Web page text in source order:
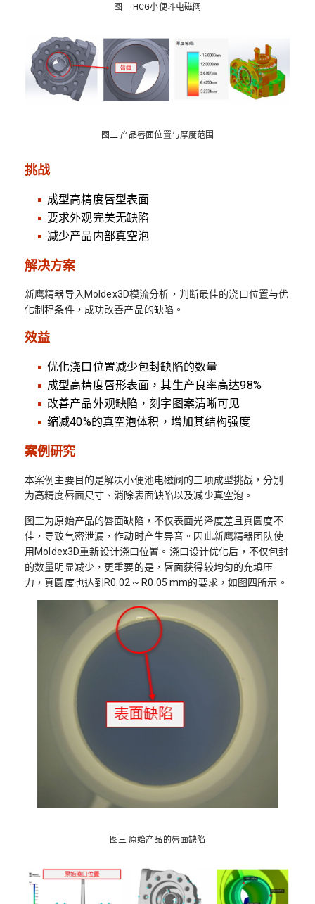
图一 HCG小便斗电磁阀
图二 产品唇面位置与厚度范围
挑战
成型高精度唇型表面
要求外观完美无缺陷
减少产品内部真空泡
解决方案
新鹰精器导入Moldex3D模流分析，判断最佳的浇口位置与优
化制程条件，成功改善产品的缺陷。
效益
优化浇口位置减少包封缺陷的数量
成型高精度唇形表面，其生产良率高达98%
改善产品外观缺陷，刻字图案清晰可见
缩减40%的真空泡体积，增加其结构强度
案例研究
本案例主要目的是解决小便池电磁阀的三项成型挑战，分别
为高精度唇面尺寸、消除表面缺陷以及减少真空泡。
图三为原始产品的唇面缺陷，不仅表面光泽度差且真圆度不
佳，导致气密泄漏，作动时产生异音。因此新鹰精器团队使
用Moldex3D重新设计浇口位置。浇口设计优化后，不仅包封
的数量明显减少，更重要的是，唇面获得较均匀的充填压
力，真圆度也达到R0.02 ~ R0.05 mm的要求，如图四所示。
图三 原始产品的唇面缺陷